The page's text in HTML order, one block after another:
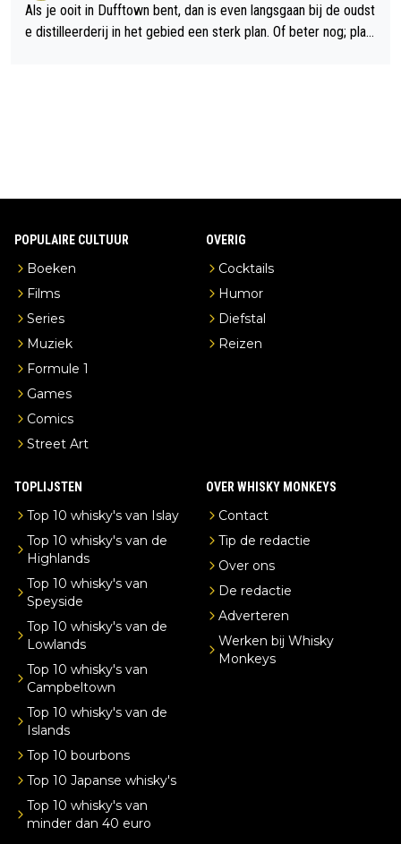
Als je ooit in Dufftown bent, dan is even langsgaan bij de oudst
e distilleerderij in het gebied een sterk plan. Of beter nog; plan
POPULAIRE CULTUUR
Boeken
Films
Series
Muziek
Formule 1
Games
Comics
Street Art
OVERIG
Cocktails
Humor
Diefstal
Reizen
TOPLIJSTEN
Top 10 whisky's van Islay
Top 10 whisky's van de
Highlands
Top 10 whisky's van
Speyside
Top 10 whisky's van de
Lowlands
Top 10 whisky's van
Campbeltown
Top 10 whisky's van de
Islands
Top 10 bourbons
Top 10 Japanse whisky's
Top 10 whisky's van
minder dan 40 euro
OVER WHISKY MONKEYS
Contact
Tip de redactie
Over ons
De redactie
Adverteren
Werken bij Whisky
Monkeys